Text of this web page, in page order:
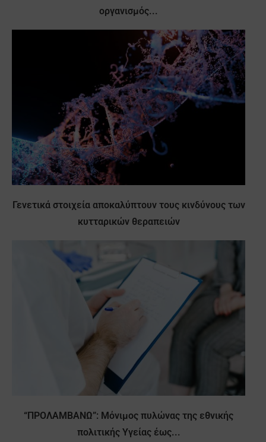
οργανισμός...
Γενετικά στοιχεία αποκαλύπτουν τους κινδύνους των
κυτταρικών θεραπειών
“ΠΡΟΛΑΜΒΑΝΩ”: Μόνιμος πυλώνας της εθνικής
πολιτικής Υγείας έως...